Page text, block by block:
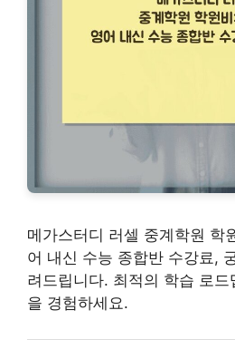
메가스터디 러셀 중계학원 학
어 내신 수능 종합반 수강료,
려드립니다. 최적의 학습 로
을 경험하세요.